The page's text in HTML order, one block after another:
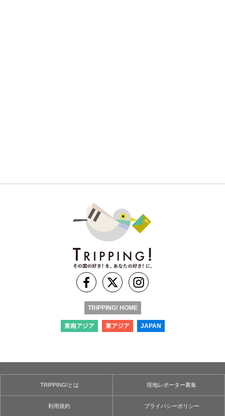
TRIPPING! HOME
東南アジア 東アジア JAPAN
TRIPPING!とは 現地レポーター募集
利用規約 プライバシーポリシー